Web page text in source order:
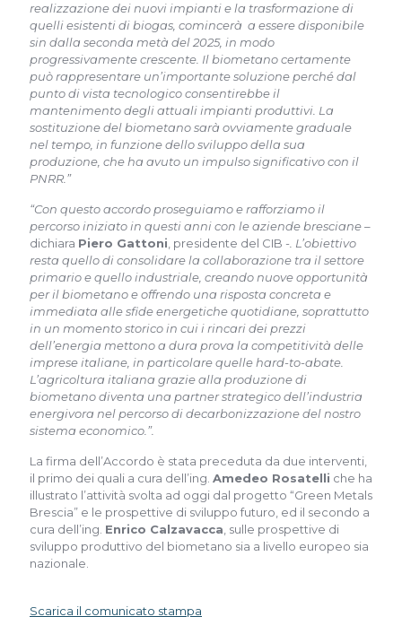
realizzazione dei nuovi impianti e la trasformazione di
quelli esistenti di biogas, comincerà a essere disponibile
sin dalla seconda metà del 2025, in modo
progressivamente crescente. Il biometano certamente
può rappresentare un’importante soluzione perché dal
punto di vista tecnologico consentirebbe il
mantenimento degli attuali impianti produttivi. La
sostituzione del biometano sarà ovviamente graduale
nel tempo, in funzione dello sviluppo della sua
produzione, che ha avuto un impulso significativo con il
PNRR.”
“Con questo accordo proseguiamo e rafforziamo il
percorso iniziato in questi anni con le aziende bresciane –
dichiara Piero Gattoni, presidente del CIB -. L’obiettivo
resta quello di consolidare la collaborazione tra il settore
primario e quello industriale, creando nuove opportunità
per il biometano e offrendo una risposta concreta e
immediata alle sfide energetiche quotidiane, soprattutto
in un momento storico in cui i rincari dei prezzi
dell’energia mettono a dura prova la competitività delle
imprese italiane, in particolare quelle hard-to-abate.
L’agricoltura italiana grazie alla produzione di
biometano diventa una partner strategico dell’industria
energivora nel percorso di decarbonizzazione del nostro
sistema economico.”.
La firma dell’Accordo è stata preceduta da due interventi,
il primo dei quali a cura dell’ing. Amedeo Rosatelli che ha
illustrato l’attività svolta ad oggi dal progetto “Green Metals
Brescia” e le prospettive di sviluppo futuro, ed il secondo a
cura dell’ing. Enrico Calzavacca, sulle prospettive di
sviluppo produttivo del biometano sia a livello europeo sia
nazionale.
Scarica il comunicato stampa